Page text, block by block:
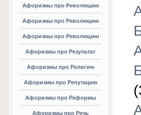
Афоризмы про Революцию
Афоризмы про Революцию
Афоризмы про Революцию
Афоризмы про Результат
Афоризмы про Религию
Афоризмы про Репутацию
Афоризмы про Реформы
Афоризмы про Речь